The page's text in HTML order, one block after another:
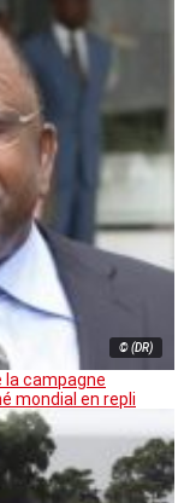
© (DR)
la campagne
mondial en repli